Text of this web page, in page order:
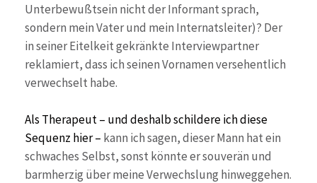
Unterbewußtsein nicht der Informant sprach,
sondern mein Vater und mein Internatsleiter)? Der
in seiner Eitelkeit gekränkte Interviewpartner
reklamiert, dass ich seinen Vornamen versehentlich
verwechselt habe.
Als Therapeut – und deshalb schildere ich diese
Sequenz hier – kann ich sagen, dieser Mann hat ein
schwaches Selbst, sonst könnte er souverän und
barmherzig über meine Verwechslung hinweggehen.